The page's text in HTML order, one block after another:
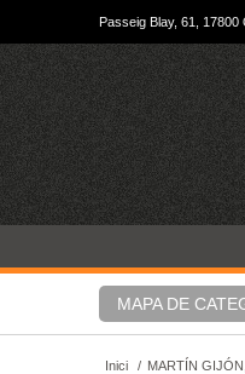
Passeig Blay, 61, 17800
MAPA DE
Inici / MARTÍN